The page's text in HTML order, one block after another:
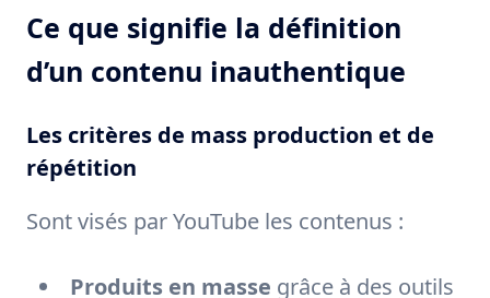
Ce que signifie la définition
d’un contenu inauthentique
Les critères de mass production et de
répétition
Sont visés par YouTube les contenus :
Produits en masse grâce à des outils